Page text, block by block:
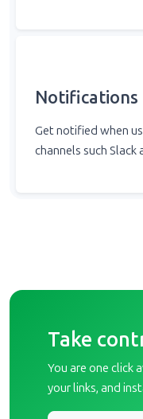
Notifications
Get notified when
channels such Slack
Take
You are one click
your links, and